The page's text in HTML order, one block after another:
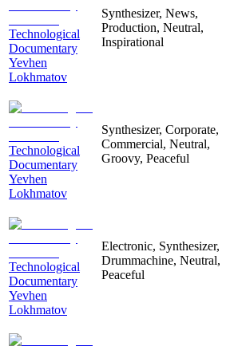
Technological
Documentary
Yevhen
Lokhmatov
Synthesizer, News,
Production, Neutral,
Inspirational
Technological
Documentary
Yevhen
Lokhmatov
Synthesizer, Corporate,
Commercial, Neutral,
Groovy, Peaceful
Technological
Documentary
Yevhen
Lokhmatov
Electronic, Synthesizer,
Drummachine, Neutral,
Peaceful